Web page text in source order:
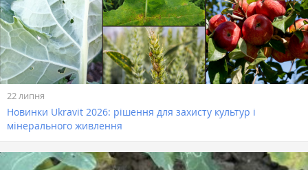
22 липня
Новинки Ukravit 2026: рішення для захисту культур і
мінерального живлення